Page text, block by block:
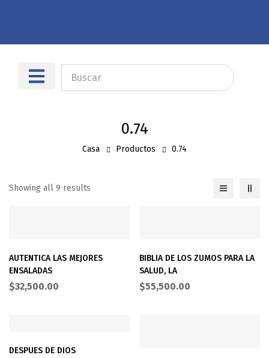
0.74
Casa Productos 0.74
Showing all 9 results
AUTENTICA LAS MEJORES
ENSALADAS
$32,500.00
BIBLIA DE LOS ZUMOS PARA LA
SALUD, LA
$55,500.00
DESPUES DE DIOS